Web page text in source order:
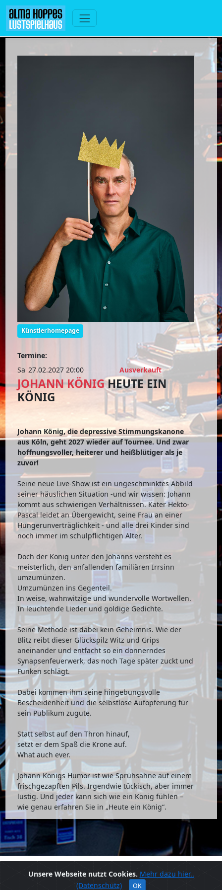
Künstlerhomepage
Termine:
Sa 27.02.2027 20:00 Ausverkauft
JOHANN KÖNIGHEUTE EIN
KÖNIG
Johann König, die depressive Stimmungskanone
aus Köln, geht 2027 wieder auf Tournee. Und zwar
hoffnungsvoller, heiterer und heißblütiger als je
zuvor!
Seine neue Live-Show ist ein ungeschminktes Abbild
seiner häuslichen Situation -und wir wissen: Johann
kommt aus schwierigen Verhältnissen. Kater Hekto-
Pascal leidet an Übergewicht, seine Frau an einer
Hungerunverträglichkeit - und alle drei Kinder sind
noch immer im schulpflichtigen Alter.
Doch der König unter den Johanns versteht es
meisterlich, den anfallenden familiären Irrsinn
umzumünzen.
Umzumünzen ins Gegenteil.
In weise, wahnwitzige und wundervolle Wortwellen.
In leuchtende Lieder und goldige Gedichte.
Seine Methode ist dabei kein Geheimnis. Wie der
Blitz reibt dieser Glückspilz Witz und Grips
aneinander und entfacht so ein donnerndes
Synapsenfeuerwerk, das noch Tage später zuckt und
Funken schlägt.
Dabei kommen ihm seine hingebungsvolle
Bescheidenheit und die selbstlose Aufopferung für
sein Publikum zugute.
Statt selbst auf den Thron hinauf,
setzt er dem Spaß die Krone auf.
What auch ever.
Johann Königs Humor ist wie Sprühsahne auf einem
frischgezapften Pils. Irgendwie tückisch, aber immer
lustig. Und jeder kann sich wie ein König fühlen –
wie genau erfahren Sie in „Heute ein König“.
© 2020 - Alma Hoppes Lustspielhaus
Ansprechpartner Impressum
Unsere Webseite nutzt Cookies. Mehr dazu hier..
(Datenschutz)
OK